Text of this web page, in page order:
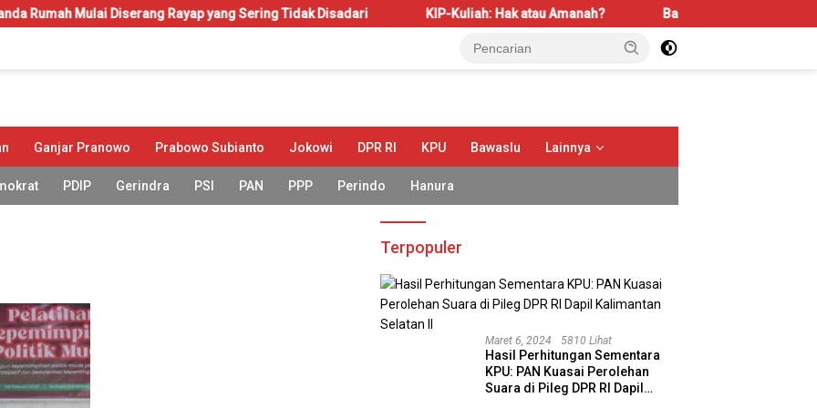
Mulai Diserang Rayap yang Sering Tidak Disadari KIP-Kuliah: Hak atau Amanah? Bahas LBS dan LP2B, REI Kalbar
Ganjar Pranowo Prabowo Subianto Jokowi DPR RI KPU Bawaslu Lainnya
PDIP Gerindra PSI PAN PPP Perindo Hanura
Terpopuler
Maret 6, 2024 5810 Lihat
Hasil Perhitungan Sementara
KPU: PAN Kuasai Perolehan
Suara di Pileg DPR RI Dapil